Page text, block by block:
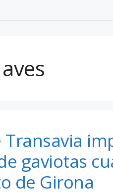
Transavia
gaviotas
de Girona